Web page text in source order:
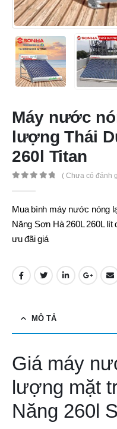
Máy nước
lượng Thái
260l Titan
( Chưa có đánh
Mua bình máy nước nóng
Năng Sơn Hà 260L 260L lít
ưu đãi giá
MÔ TẢ
Giá máy
lượng mặt
Năng 260l